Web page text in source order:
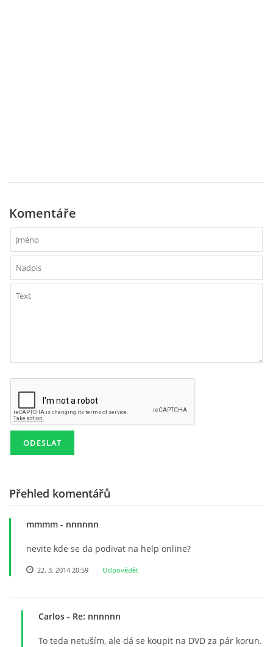
Komentáře
Přehled komentářů
mmmm - nnnnnn
nevite kde se da podivat na help online?
22. 3. 2014 20:59 Odpovědět
Carlos - Re: nnnnnn
To teda netuším, ale dá se koupit na DVD za pár korun.